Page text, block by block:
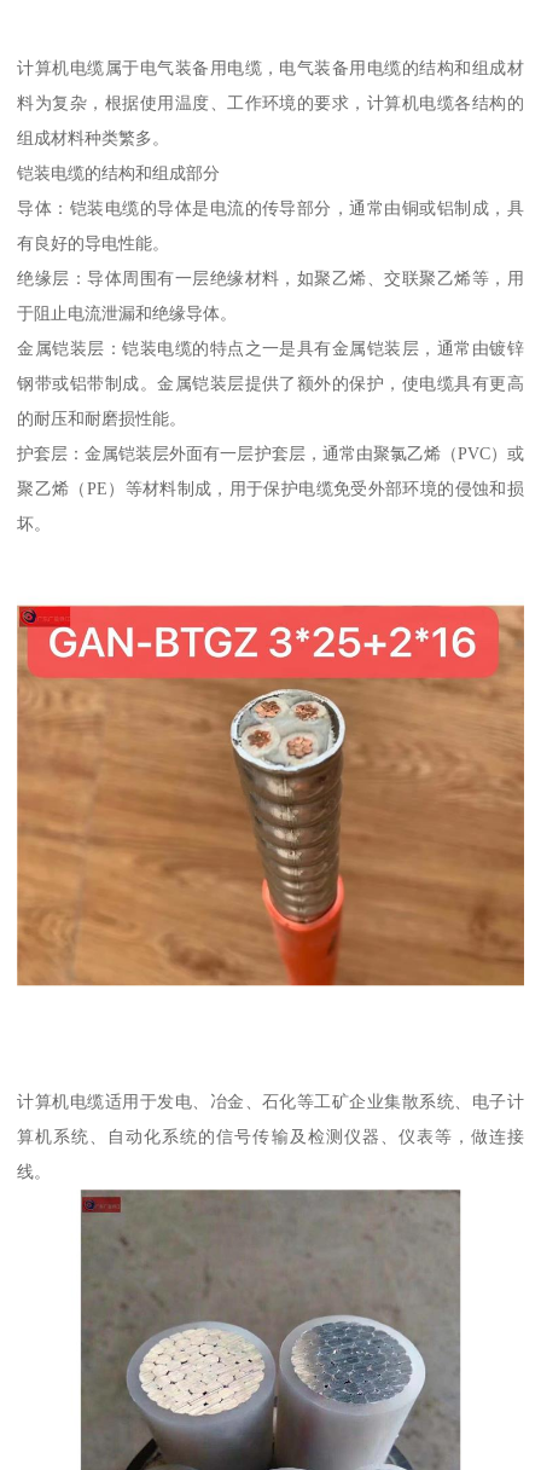
计算机电缆属于电气装备用电缆，电气装备用电缆的结构和组成材
料为复杂，根据使用温度、工作环境的要求，计算机电缆各结构的
组成材料种类繁多。
铠装电缆的结构和组成部分
导体：铠装电缆的导体是电流的传导部分，通常由铜或铝制成，具
有良好的导电性能。
绝缘层：导体周围有一层绝缘材料，如聚乙烯、交联聚乙烯等，用
于阻止电流泄漏和绝缘导体。
金属铠装层：铠装电缆的特点之一是具有金属铠装层，通常由镀锌
钢带或铝带制成。金属铠装层提供了额外的保护，使电缆具有更高
的耐压和耐磨损性能。
护套层：金属铠装层外面有一层护套层，通常由聚氯乙烯（PVC）或
聚乙烯（PE）等材料制成，用于保护电缆免受外部环境的侵蚀和损
坏。
计算机电缆适用于发电、冶金、石化等工矿企业集散系统、电子计
算机系统、自动化系统的信号传输及检测仪器、仪表等，做连接
线。